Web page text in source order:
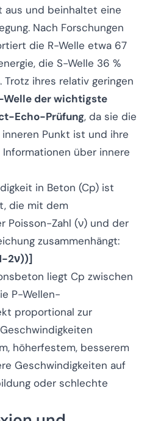
aus und beinhaltet eine
Nach Forschungen
die R-Welle etwa 67
die S-Welle 36 %
Trotz ihres relativ geringen
Welle der wichtigste
Echo-Prüfung, da sie die
Punkt ist und ihre
über innere
in Beton (Cp) ist
die mit dem
Poisson-Zahl (ν) und der
zusammenhängt:
2ν))]
liegt Cp zwischen
P-Wellen-
proportional zur
höherfestem, besserem
Geschwindigkeiten auf
oder schlechte